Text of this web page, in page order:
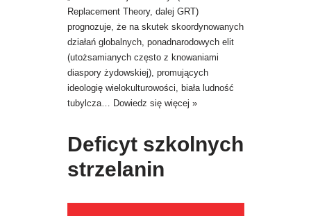
Replacement Theory, dalej GRT)
prognozuje, że na skutek skoordynowanych
działań globalnych, ponadnarodowych elit
(utożsamianych często z knowaniami
diaspory żydowskiej), promujących
ideologię wielokulturowości, biała ludność
tubylcza…
Dowiedz się więcej »
Deficyt szkolnych
strzelanin